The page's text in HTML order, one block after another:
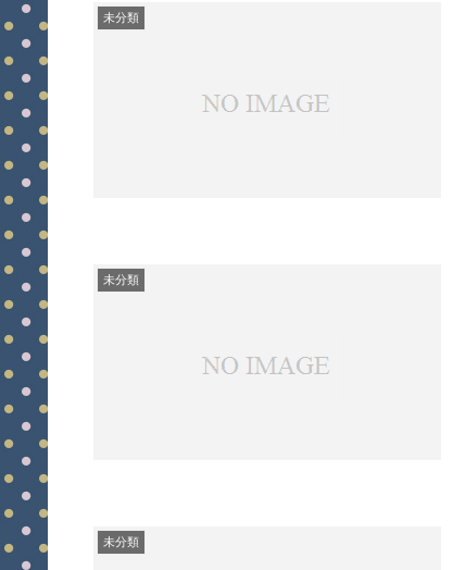
未分類
未分類
未分類